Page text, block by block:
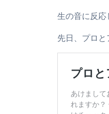
生の音に反応
先日、プロと